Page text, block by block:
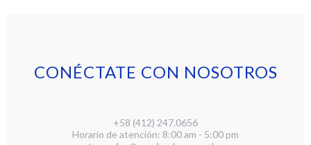
CONÉCTATE CON NOSOTROS
+58 (412) 247.0656
Horario de atención: 8:00 am - 5:00 pm